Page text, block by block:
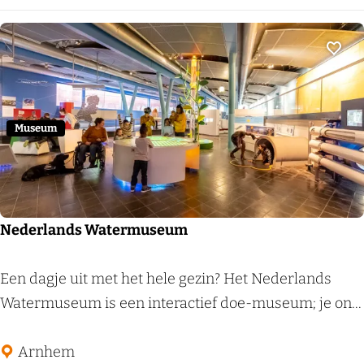
b
e
r
g
e
n
n
H
o
t
e
l
A
r
n
e
m
Nederlands Watermuseum
N
e
e
Een dagje uit met het hele gezin? Het Nederlands
Watermuseum is een interactief doe-museum; je on...
Arnhem
Museum